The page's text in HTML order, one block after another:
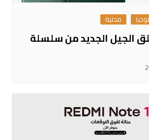
محلية
الجيل الجديد من سلسلة